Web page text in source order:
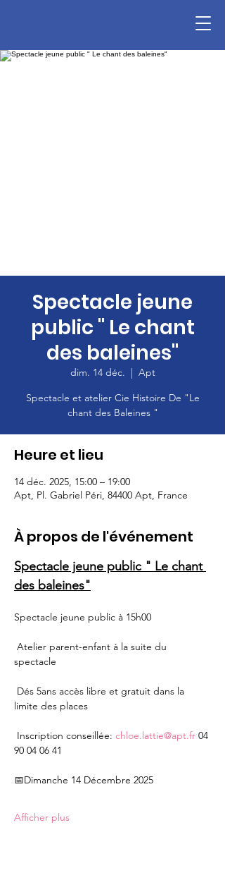
Spectacle jeune
public " Le chant
des baleines"
dim. 14 déc.
  |
Apt
Spectacle et atelier Cie Histoire De "Le
chant des Baleines "
Heure et lieu
14 déc. 2025, 15:00 – 19:00
Apt, Pl. Gabriel Péri, 84400 Apt, France
À propos de l'événement
Spectacle jeune public " Le chant
des baleines"
Spectacle jeune public à 15h00
spectacle
limite des places
Inscription conseillée: chloe.lattie@apt.fr 04
90 04 06 41
📅Dimanche 14 Décembre 2025
Afficher plus